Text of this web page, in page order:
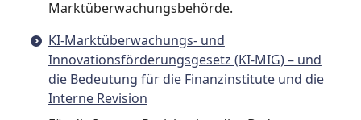
Marktüberwachungsbehörde.
KI-Marktüberwachungs- und
Innovationsförderungsgesetz (KI-MIG) – und
die Bedeutung für die Finanzinstitute und die
Interne Revision